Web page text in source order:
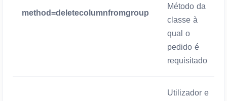
method=deletecolumnfromgroup
Método da
classe à
qual o
pedido é
requisitado
Utilizador e